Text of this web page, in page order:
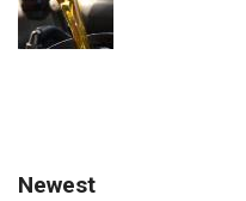
Newest